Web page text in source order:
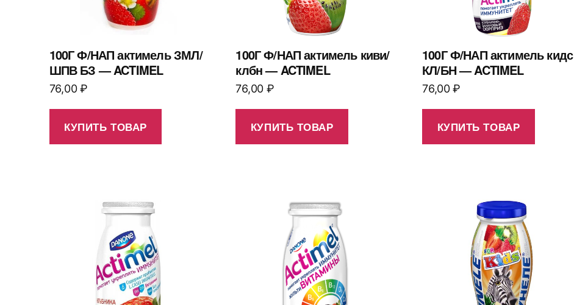
100Г Ф/НАП актимель ЗМЛ/
ШПВ БЗ — ACTIMEL
76,00₽
КУПИТЬ ТОВАР
100Г Ф/НАП актимель киви/
клбн — ACTIMEL
76,00 ₽
КУПИТЬ ТОВАР
100Г Ф/НАП актимель кидс
КЛ/БН — ACTIMEL
76,00₽
КУПИТЬ ТОВАР